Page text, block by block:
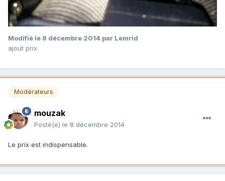
Modifié le 8 décembre 2014 par Lemrid
ajout prix
Modérateurs
mouzak
Posté(e) le 8 décembre 2014
Le prix est indispensable.